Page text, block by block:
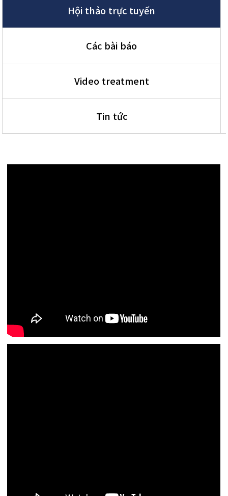
Hội thảo trực tuyến
Các bài báo
Video treatment
Tin tức